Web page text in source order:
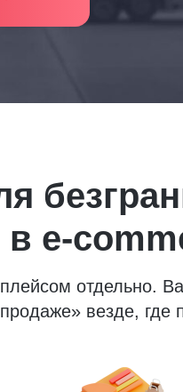
e-
отдельно.
везде, где